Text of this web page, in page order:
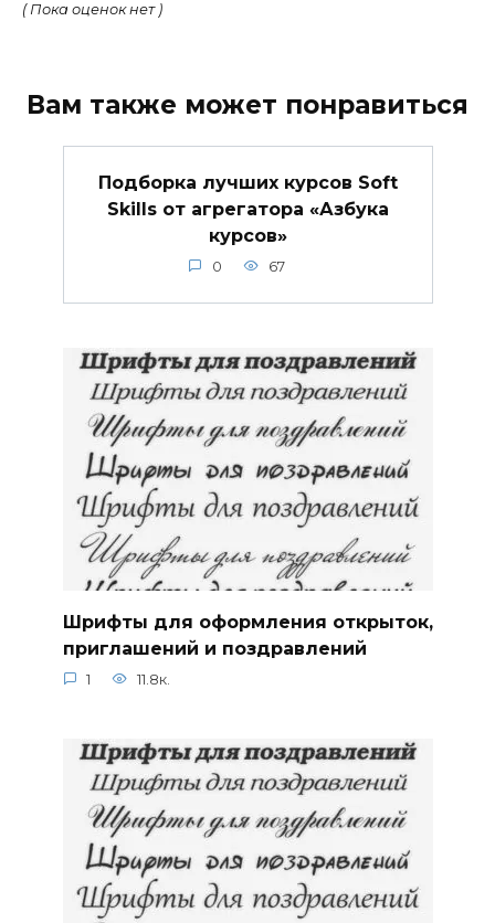
( Пока оценок нет )
Вам также может понравиться
Подборка лучших курсов Soft
Skills от агрегатора «Азбука
курсов»
0 67
Шрифты для оформления открыток,
приглашений и поздравлений
1 11.8к.